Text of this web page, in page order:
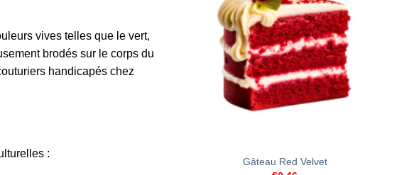
vives telles que le vert,
brodés sur le corps du
handicapés chez
:
Gâteau Red Velvet